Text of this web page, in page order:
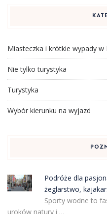
Miasteczka i krótkie wypady w
Nie tylko turystyka
Turystyka
Wybór kierunku na wyjazd
Podróże dla
żeglarstwo,
Sporty wodne to
uroków natury i …